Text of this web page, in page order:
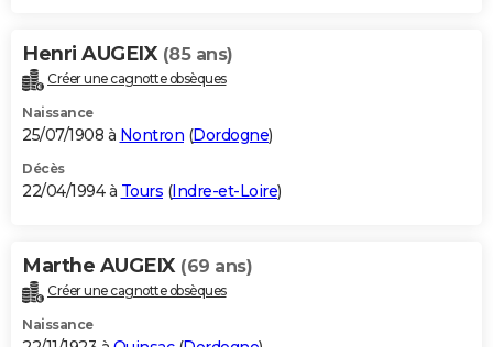
Henri AUGEIX (85 ans)
Créer une cagnotte obsèques
Naissance
25/07/1908 à Nontron (Dordogne)
Décès
22/04/1994 à Tours (Indre-et-Loire)
Marthe AUGEIX (69 ans)
Créer une cagnotte obsèques
Naissance